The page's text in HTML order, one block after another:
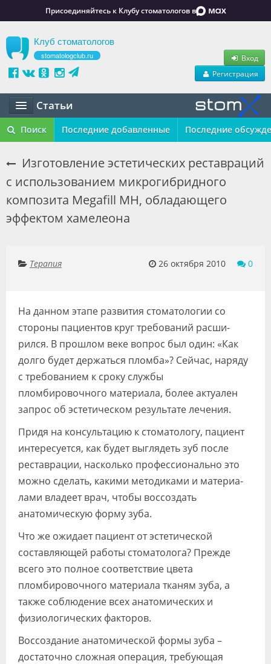
Присоединяйтесь к Клубу стоматологов в
Клуб стоматологов
stomatologclub.ru
Вход
Регистрация
Статьи
Статьи
Обучение
Вакансии
Форум
Клиники
Специалисты
Галерея
Блоги
Лаборатории
Поиск Последние добавленные Последние
Изготовление эстетических реставраций
с использованием микрогибридного
композита Megafill MH, обладающего
эффектом хамелеона
Терапия 26 октября 2010 0
На данном этапе развития сто­матологии со
стороны паци­ентов круг требований расши­
рился. В прошлом веке вопрос был один: «Как
долго будет держаться пломба»? Сейчас, наряду
с требованием к сроку службы
пломбировочного материала, более актуален
запрос об эстетическом результате лечения.
Придя на консультацию к стомато­логу, пациент
интересуется, как будет выглядеть зуб после
реставрации, на­сколько профессионально это
можно сделать, какими методиками и материа­
лами владеет врач, чтобы воссоздать
анатомическую форму зуба.
Что же ожидает пациент от эстети­ческой
составляющей работы стома­толога? Прежде
всего это полное со­ответствие цвета
пломбировочного материала тканям зуба, а
также соблю­дение всех анатомических и
физиологи­ческих факторов.
Воссоздание анатомической формы зуба –
достаточно сложная операция, требующая